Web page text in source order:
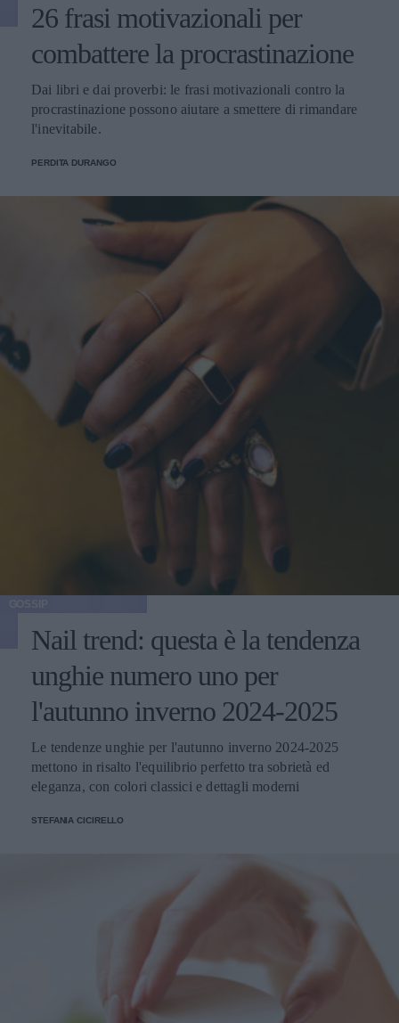
26 frasi motivazionali per
combattere la procrastinazione
Dai libri e dai proverbi: le frasi motivazionali contro la
procrastinazione possono aiutare a smettere di rimandare
l'inevitabile.
PERDITA DURANGO
Nail trend: questa è la tendenza
unghie numero uno per
l'autunno inverno 2024-2025
Le tendenze unghie per l'autunno inverno 2024-2025
mettono in risalto l'equilibrio perfetto tra sobrietà ed
eleganza, con colori classici e dettagli moderni
STEFANIA CICIRELLO